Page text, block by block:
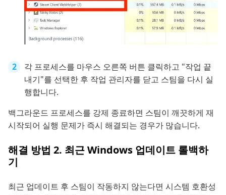
각 프로세스를 마우스 오른쪽 버튼 클릭하고 "작업 끝
내기"를 선택한 후 작업 관리자를 닫고 스팀을 다시 실
행합니다.
백그라운드 프로세스를 강제 종료하면 스팀이 깨끗하게 재
시작되어 실행 문제가 즉시 해결되는 경우가 많습니다.
해결 방법 2. 최근 Windows 업데이트 롤백하
기
최근 업데이트 후 스팀이 작동하지 않는다면 시스템 호환성